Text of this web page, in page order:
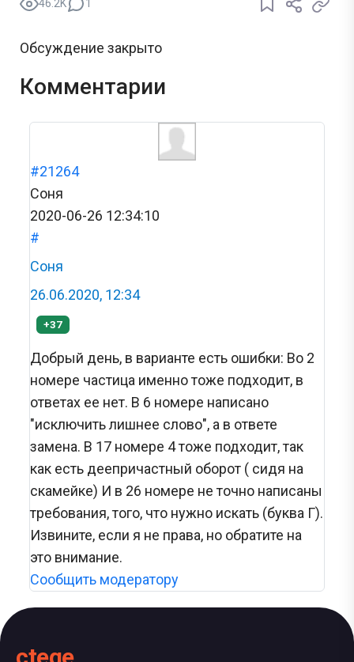
46.2K 1
Обсуждение закрыто
Комментарии
#21264
Соня
2020-06-26 12:34:10
#
Соня
26.06.2020, 12:34
+37
Добрый день, в варианте есть ошибки: Во 2
номере частица именно тоже подходит, в
ответах ее нет. В 6 номере написано
"исключить лишнее слово", а в ответе
замена. В 17 номере 4 тоже подходит, так
как есть деепричастный оборот ( сидя на
скамейке) И в 26 номере не точно написаны
требования, того, что нужно искать (буква Г).
Извините, если я не права, но обратите на
это внимание.
Сообщить модератору